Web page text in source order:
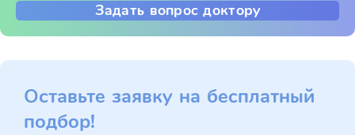
Задать вопрос доктору
Оставьте заявку на бесплатный
подбор!